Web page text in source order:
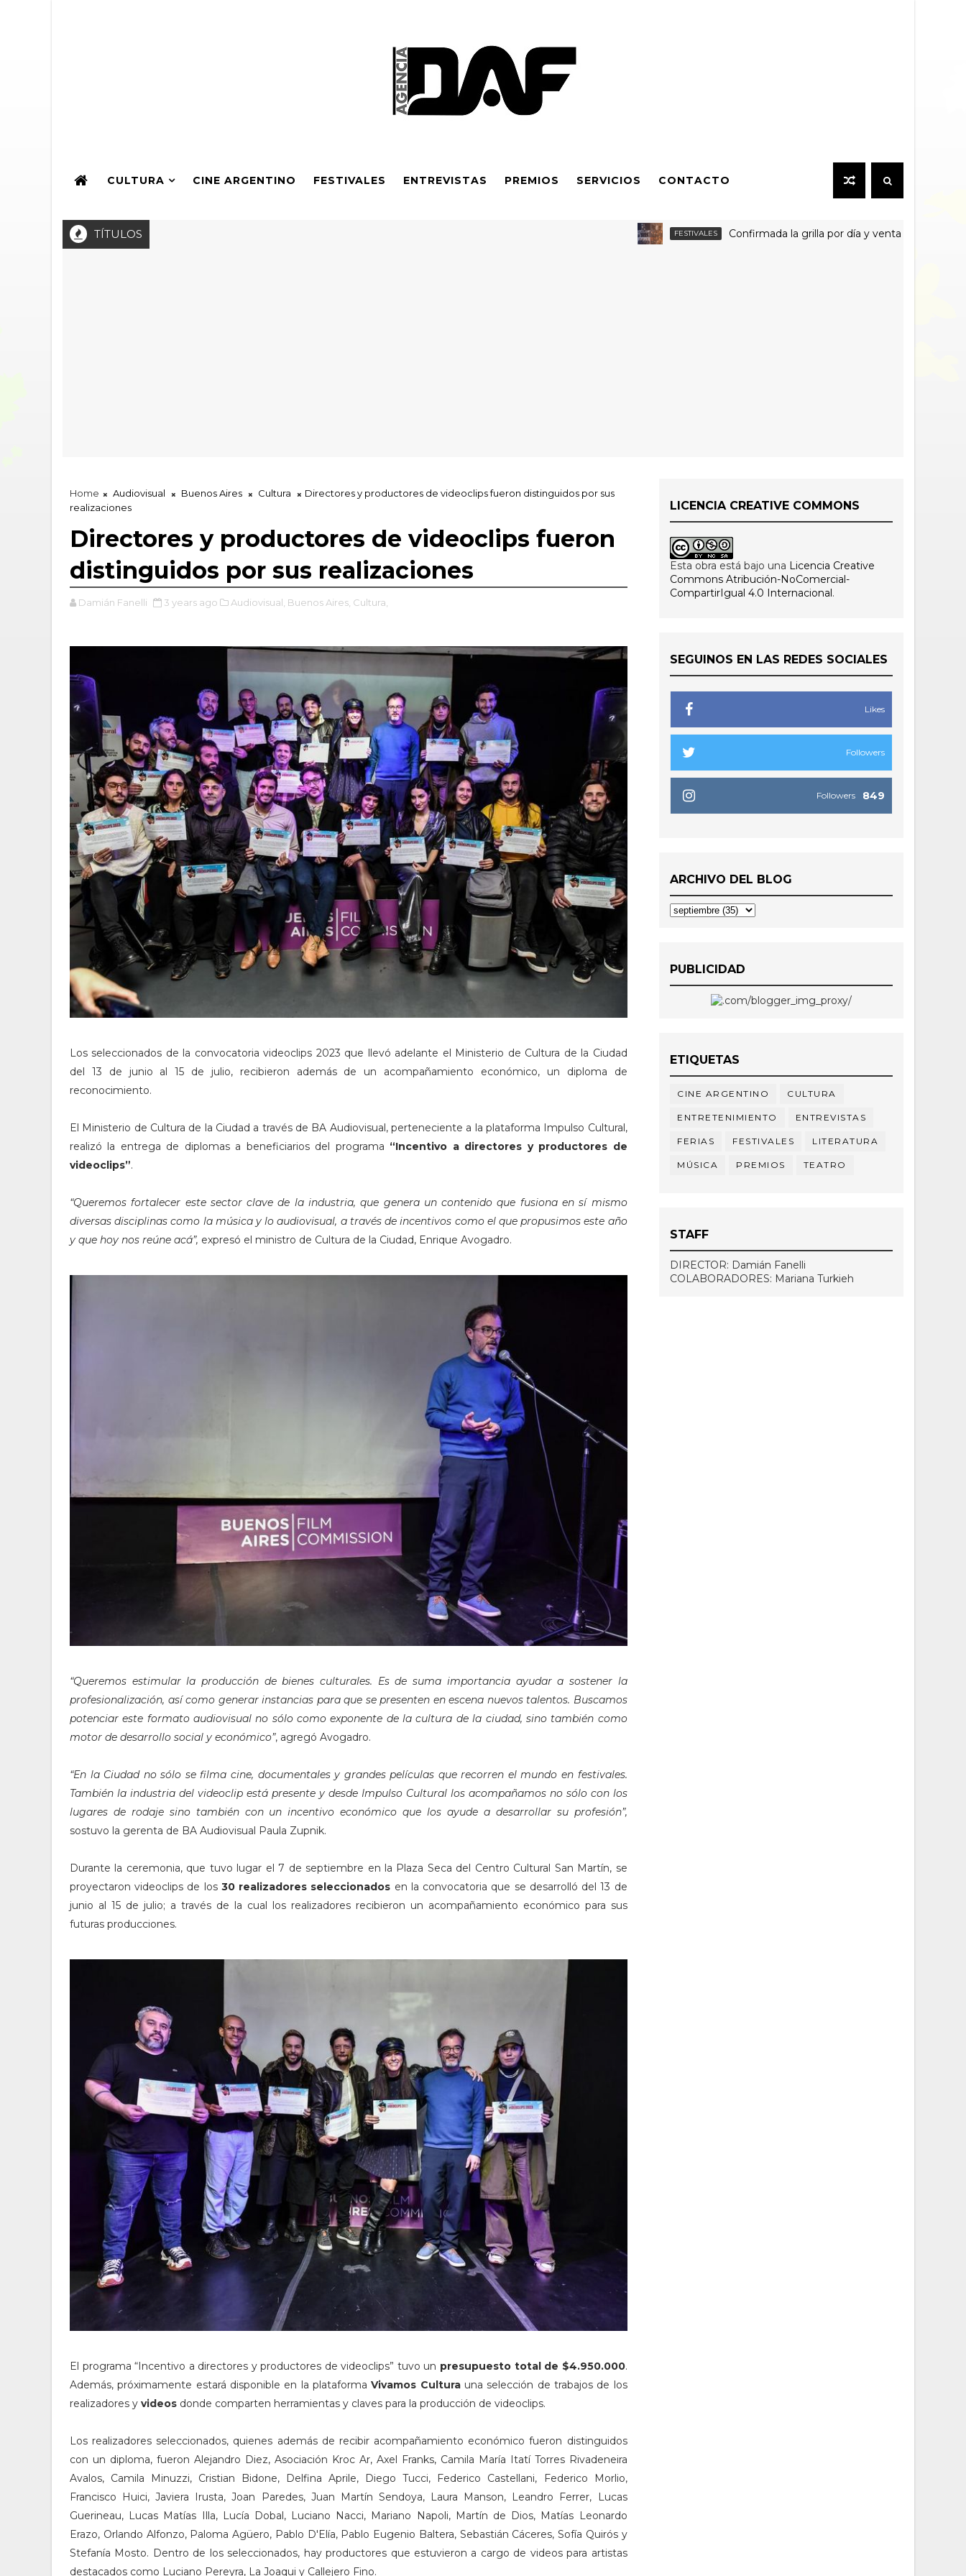
CULTURA CINE ARGENTINO FESTIVALES ENTREVISTAS PREMIOS SERVICIOS CONTACTO
TÍTULOS FESTIVALES Confirmada la grilla por día y venta de entradas
Home Audiovisual Buenos Aires Cultura
Directores y productores de videoclips fueron distinguidos por sus
realizaciones
Directores y productores de videoclips fueron
distinguidos por sus realizaciones
Damián Fanelli 3 years ago Audiovisual, Buenos Aires, Cultura,
Los seleccionados de la convocatoria videoclips 2023 que llevó adelante el Ministerio de Cultura de la Ciudad
del 13 de junio al 15 de julio, recibieron además de un acompañamiento económico, un diploma de
reconocimiento.
El Ministerio de Cultura de la Ciudad a través de BA Audiovisual, perteneciente a la plataforma Impulso Cultural,
realizó la entrega de diplomas a beneficiarios del programa “Incentivo a directores y productores de
videoclips”.
“Queremos fortalecer este sector clave de la industria, que genera un contenido que fusiona en sí mismo
diversas disciplinas como la música y lo audiovisual, a través de incentivos como el que propusimos este año
y que hoy nos reúne acá”, expresó el ministro de Cultura de la Ciudad, Enrique Avogadro.
“Queremos estimular la producción de bienes culturales. Es de suma importancia ayudar a sostener la
profesionalización, así como generar instancias para que se presenten en escena nuevos talentos. Buscamos
potenciar este formato audiovisual no sólo como exponente de la cultura de la ciudad, sino también como
motor de desarrollo social y económico”, agregó Avogadro.
“En la Ciudad no sólo se filma cine, documentales y grandes películas que recorren el mundo en festivales.
También la industria del videoclip está presente y desde Impulso Cultural los acompañamos no sólo con los
lugares de rodaje sino también con un incentivo económico que los ayude a desarrollar su profesión”,
sostuvo la gerenta de BA Audiovisual Paula Zupnik.
Durante la ceremonia, que tuvo lugar el 7 de septiembre en la Plaza Seca del Centro Cultural San Martín, se
proyectaron videoclips de los 30 realizadores seleccionados en la convocatoria que se desarrolló del 13 de
junio al 15 de julio; a través de la cual los realizadores recibieron un acompañamiento económico para sus
futuras producciones.
El programa “Incentivo a directores y productores de videoclips” tuvo un presupuesto total de $4.950.000.
Además, próximamente estará disponible en la plataformaVivamos Culturauna selección de trabajos de los
realizadores y videos donde comparten herramientas y claves para la producción de videoclips.
Los realizadores seleccionados, quienes además de recibir acompañamiento económico fueron distinguidos
con un diploma, fueron Alejandro Diez, Asociación Kroc Ar, Axel Franks, Camila María Itatí Torres Rivadeneira
Avalos, Camila Minuzzi, Cristian Bidone, Delfina Aprile, Diego Tucci, Federico Castellani, Federico Morlio,
Francisco Huici, Javiera Irusta, Joan Paredes, Juan Martín Sendoya, Laura Manson, Leandro Ferrer, Lucas
Guerineau, Lucas Matías Illa, Lucía Dobal, Luciano Nacci, Mariano Napoli, Martín de Dios, Matías Leonardo
Erazo, Orlando Alfonzo, Paloma Agüero, Pablo D'Elía, Pablo Eugenio Baltera, Sebastián Cáceres, Sofía Quirós y
Stefanía Mosto. Dentro de los seleccionados, hay productores que estuvieron a cargo de videos para artistas
destacados como Luciano Pereyra, La Joaqui y Callejero Fino.
LICENCIA CREATIVE COMMONS
Esta obra está bajo una Licencia Creative
Commons Atribución-NoComercial-
CompartirIgual 4.0 Internacional.
SEGUINOS EN LAS REDES SOCIALES
Likes
Followers
849
Followers
ARCHIVO DEL BLOG
PUBLICIDAD
ETIQUETAS
CINE ARGENTINO CULTURA
ENTRETENIMIENTO ENTREVISTAS
FERIAS FESTIVALES LITERATURA
MÚSICA PREMIOS TEATRO
STAFF
DIRECTOR: Damián Fanelli
COLABORADORES: Mariana Turkieh